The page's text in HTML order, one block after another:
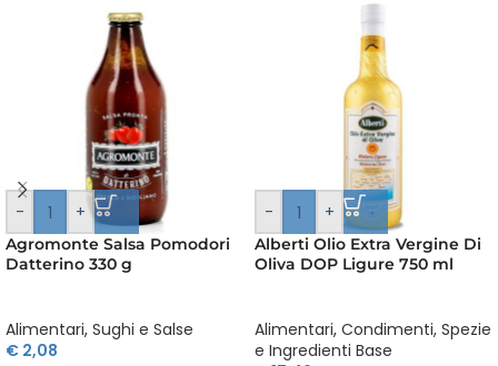
- +
Agromonte Salsa Pomodori
Datterino 330 g
Alimentari, Sughi e Salse
€ 2,08
- +
Alberti Olio Extra Vergine Di
Oliva DOP Ligure 750 ml
Alimentari, Condimenti, Spezie
e Ingredienti Base